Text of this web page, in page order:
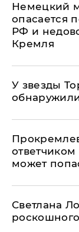
Немецкий
опасается
РФ и
Кремля
У звезды
может
Светлана